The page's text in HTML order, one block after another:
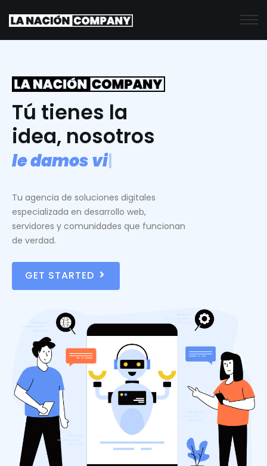
Tú tienes la
idea, nosotros
ledamosvid
Tu agencia de soluciones digitales
especializada en desarrollo web,
servidores y comunidades que funcionan
de verdad.
GET STARTED